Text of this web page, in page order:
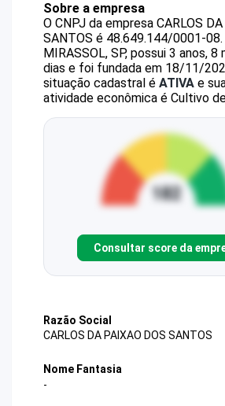
Sobre a empresa
O CNPJ da empresa CARLOS
SANTOS é 48.649.144/0001-08.
MIRASSOL, SP, possui 3 anos, 8
dias e foi fundada em 18/11/
situação cadastral é ATIVA e
atividade econômica é Cultivo
Consultar score da
Razão Social
CARLOS DA PAIXAO DOS SANTOS
Nome Fantasia
-